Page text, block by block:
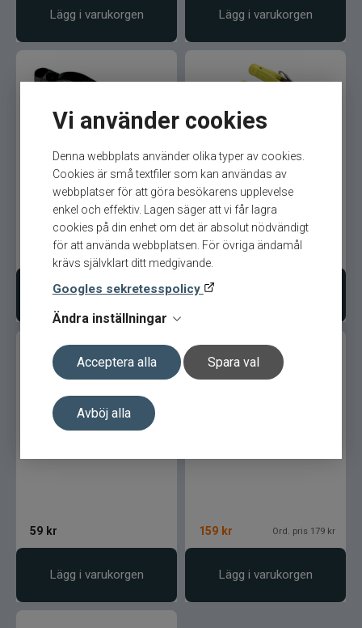
Vi använder cookies
Denna webbplats använder olika typer av cookies.
Cookies är små textfiler som kan användas av
webbplatser för att göra besökarens upplevelse
enkel och effektiv. Lagen säger att vi får lagra
cookies på din enhet om det är absolut nödvändigt
för att använda webbplatsen. För övriga ändamål
krävs självklart ditt medgivande.
Googles sekretesspolicy
Ändra inställningar
Acceptera alla Spara val
Avböj alla
CWC
Dometic
Drennan
Eastfields Lures
Eiger
FKP-GEAR
Lamson - Waterworks
Leech
Fladen
Lägg i varukorgen Lägg i varukorgen
Scotty Power Grip 1174
kr
Lägg i varukorgen
Scotty Mini Power Grip
1182 4-Pack
229 kr
59 kr
Lägg i varukorgen
159 kr Ord. pris 179 kr
Lägg i varukorgen